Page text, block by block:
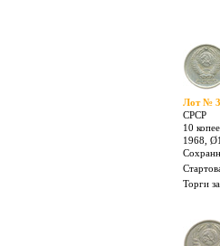
Лот № 34
СРСР
10 копеек
1965,
Торги